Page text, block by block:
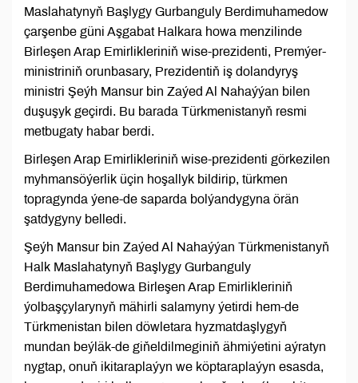
Maslahatynyň Başlygy Gurbanguly Berdimuhamedow
çarşenbe güni Aşgabat Halkara howa menzilinde
Birleşen Arap Emirlikleriniň wise-prezidenti, Premýer-
ministriniň orunbasary, Prezidentiň iş dolandyryş
ministri Şeýh Mansur bin Zaýed Al Nahaýýan bilen
duşuşyk geçirdi. Bu barada Türkmenistanyň resmi
metbugaty habar berdi.
Birleşen Arap Emirlikleriniň wise-prezidenti görkezilen
myhmansöýerlik üçin hoşallyk bildirip, türkmen
topragynda ýene-de saparda bolýandygyna örän
şatdygyny belledi.
Şeýh Mansur bin Zaýed Al Nahaýýan Türkmenistanyň
Halk Maslahatynyň Başlygy Gurbanguly
Berdimuhamedowa Birleşen Arap Emirlikleriniň
ýolbaşçylarynyň mähirli salamyny ýetirdi hem-de
Türkmenistan bilen döwletara hyzmatdaşlygyň
mundan beýläk-de giňeldilmeginiň ähmiýetini aýratyn
nygtap, onuň ikitaraplaýyn we köptaraplaýyn esasda,